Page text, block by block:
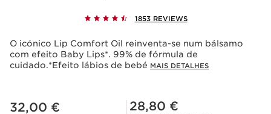
1853 REVIEWS
O icónico Lip Comfort Oil reinventa-se num bálsamo
com efeito Baby Lips*. 99% de fórmula de
cuidado.*Efeito lábios de bebé MAIS DETALHES
Preço atual 32,00 €
32,00 € Preço Club Clarins 28,80 €
28,80 €